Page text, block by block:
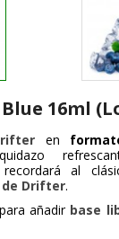
16ml
en
al
de Drifter.
para añadir base